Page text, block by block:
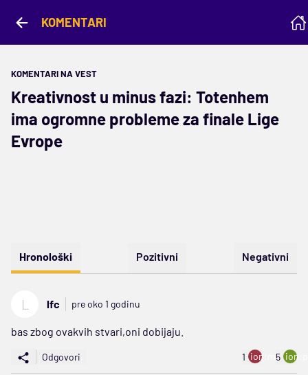
KOMENTARI
KOMENTARI NA VEST
Kreativnost u minus fazi: Totenhem
ima ogromne probleme za finale Lige
Evrope
Hronološki Pozitivni Negativni
L lfc pre oko 1 godinu
bas zbog ovakvih stvari,oni dobijaju.
Odgovori 1 ion:minus
5